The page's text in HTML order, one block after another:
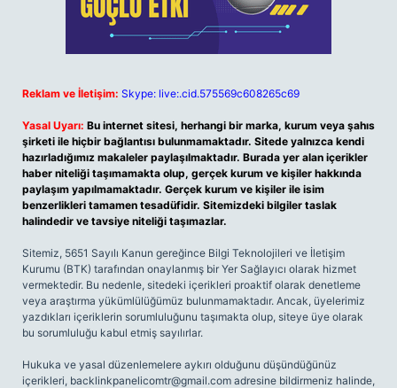
Reklam ve İletişim: Skype: live:.cid.575569c608265c69
Yasal Uyarı: Bu internet sitesi, herhangi bir marka, kurum veya şahıs
şirketi ile hiçbir bağlantısı bulunmamaktadır. Sitede yalnızca kendi
hazırladığımız makaleler paylaşılmaktadır. Burada yer alan içerikler
haber niteliği taşımamakta olup, gerçek kurum ve kişiler hakkında
paylaşım yapılmamaktadır. Gerçek kurum ve kişiler ile isim
benzerlikleri tamamen tesadüfidir. Sitemizdeki bilgiler taslak
halindedir ve tavsiye niteliği taşımazlar.
Sitemiz, 5651 Sayılı Kanun gereğince Bilgi Teknolojileri ve İletişim
Kurumu (BTK) tarafından onaylanmış bir Yer Sağlayıcı olarak hizmet
vermektedir. Bu nedenle, sitedeki içerikleri proaktif olarak denetleme
veya araştırma yükümlülüğümüz bulunmamaktadır. Ancak, üyelerimiz
yazdıkları içeriklerin sorumluluğunu taşımakta olup, siteye üye olarak
bu sorumluluğu kabul etmiş sayılırlar.
Hukuka ve yasal düzenlemelere aykırı olduğunu düşündüğünüz
içerikleri, backlinkpanelicomtr@gmail.com adresine bildirmeniz halinde,